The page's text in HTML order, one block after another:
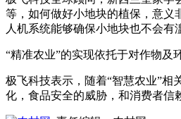
等，如何做好小地块的植保，意义
人机系统能够确保小地块也不会
“精准农业”的实现依托于对作物
极飞科技表示，随着“智慧农业”
化，食品安全的威胁，和消费者信